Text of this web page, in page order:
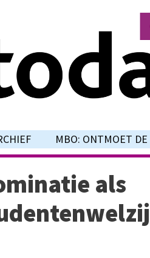
MBO: ONTMOET
als